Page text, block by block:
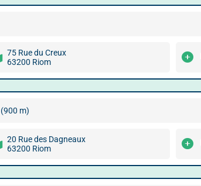
75 Rue du Creux
63200 Riom
(900 m)
20 Rue des Dagneaux
63200 Riom